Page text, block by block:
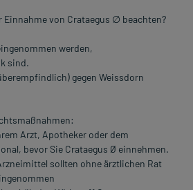
Einnahme von Crataegus ∅ beachten?
werden,
sind.
gegen Weissdorn
Arzt, Apotheker oder dem
bevor Sie Crataegus Ø einnehmen.
sollten ohne ärztlichen Rat